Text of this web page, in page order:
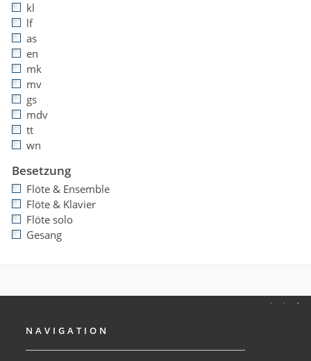
kl
lf
as
en
mk
mv
gs
mdv
tt
wn
Besetzung
Flöte & Ensemble
Flöte & Klavier
Flöte solo
Gesang
NAVIGATION